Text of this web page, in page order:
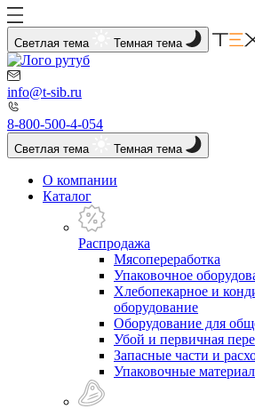
Светлая тема Темная тема
info@t-sib.ru
8-800-500-4-054
Светлая тема Темная тема
О компании
Каталог
Распродажа
Мясопереработка
Упаковочное
Хлебопекарное и
оборудование
Оборудование для
Убой и первичная
Запасные части и
Упаковочные